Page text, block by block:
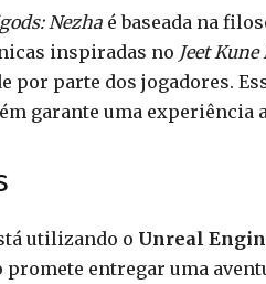
Nezha é baseada na
inspiradas no Jeet Kune
por parte dos jogadores.
garante uma
utilizando o Unreal
promete entregar uma